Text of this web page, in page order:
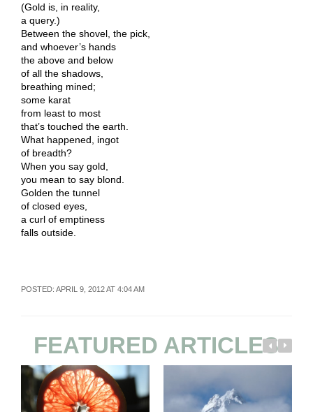
(Gold is, in reality,
a query.)
Between the shovel, the pick,
and whoever’s hands
the above and below
of all the shadows,
breathing mined;
some karat
from least to most
that’s touched the earth.
What happened, ingot
of breadth?
When you say gold,
you mean to say blond.
Golden the tunnel
of closed eyes,
a curl of emptiness
falls outside.
POSTED: APRIL 9, 2012 AT 4:04 AM
FEATURED ARTICLES